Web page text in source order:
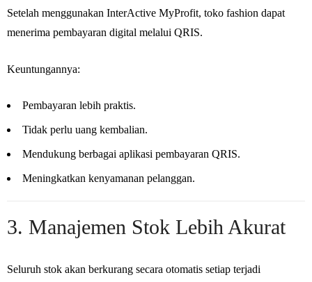
Setelah menggunakan InterActive MyProfit, toko fashion dapat
menerima pembayaran digital melalui QRIS.
Keuntungannya:
Pembayaran lebih praktis.
Tidak perlu uang kembalian.
Mendukung berbagai aplikasi pembayaran QRIS.
Meningkatkan kenyamanan pelanggan.
3. Manajemen Stok Lebih Akurat
Seluruh stok akan berkurang secara otomatis setiap terjadi